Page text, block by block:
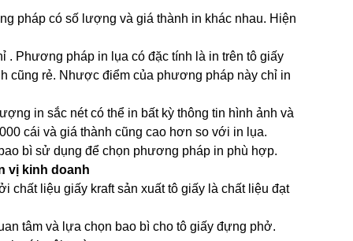
pháp có số lượng và giá thành in khác nhau. Hiện
. Phương pháp in lụa có đặc tính là in trên tô giấy
cũng rẻ. Nhược điểm của phương pháp này chỉ in
in sắc nét có thể in bất kỳ thông tin hình ảnh và
cái và giá thành cũng cao hơn so với in lụa.
bì sử dụng để chọn phương pháp in phù hợp.
vị kinh doanh
liệu giấy kraft sản xuất tô giấy là chất liệu đạt
tâm và lựa chọn bao bì cho tô giấy đựng phở.